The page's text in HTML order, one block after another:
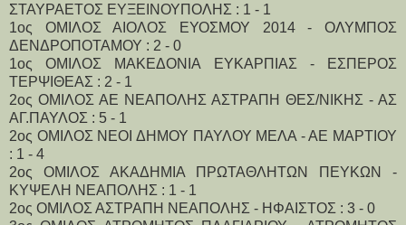
ΣΤΑΥΡΑΕΤΟΣ ΕΥΞΕΙΝΟΥΠΟΛΗΣ : 1 - 1
1ος ΟΜΙΛΟΣ ΑΙΟΛΟΣ ΕΥΟΣΜΟΥ 2014 - ΟΛΥΜΠΟΣ
ΔΕΝΔΡΟΠΟΤΑΜΟΥ : 2 - 0
1ος ΟΜΙΛΟΣ ΜΑΚΕΔΟΝΙΑ ΕΥΚΑΡΠΙΑΣ - ΕΣΠΕΡΟΣ
ΤΕΡΨΙΘΕΑΣ : 2 - 1
2ος ΟΜΙΛΟΣ ΑΕ ΝΕΑΠΟΛΗΣ ΑΣΤΡΑΠΗ ΘΕΣ/ΝΙΚΗΣ - ΑΣ
ΑΓ.ΠΑΥΛΟΣ : 5 - 1
2ος ΟΜΙΛΟΣ ΝΕΟΙ ΔΗΜΟΥ ΠΑΥΛΟΥ ΜΕΛΑ - ΑΕ ΜΑΡΤΙΟΥ
: 1 - 4
2ος ΟΜΙΛΟΣ ΑΚΑΔΗΜΙΑ ΠΡΩΤΑΘΛΗΤΩΝ ΠΕΥΚΩΝ -
ΚΥΨΕΛΗ ΝΕΑΠΟΛΗΣ : 1 - 1
2ος ΟΜΙΛΟΣ ΑΣΤΡΑΠΗ ΝΕΑΠΟΛΗΣ - ΗΦΑΙΣΤΟΣ : 3 - 0